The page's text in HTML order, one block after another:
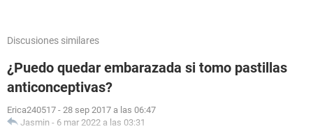
Discusiones similares
¿Puedo quedar embarazada si tomo pastillas
anticonceptivas?
Erica240517 - 28 sep 2017 a las 06:47
Jasmin - 6 mar 2022 a las 03:31